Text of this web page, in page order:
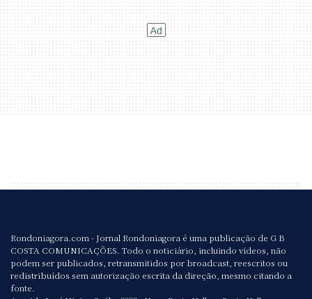
Rondoniagora.com - Jornal Rondoniagora é uma publicação de G B
COSTA COMUNICAÇÕES. Todo o noticiário, incluindo vídeos, não
podem ser publicados, retransmitidos por broadcast, reescritos ou
redistribuídos sem autorização escrita da direção, mesmo citando a
fonte.